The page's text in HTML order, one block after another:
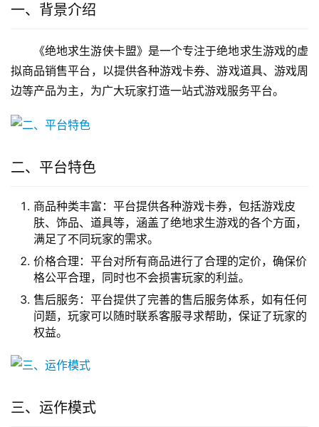
一、背景介绍
《绝地求生游侠卡盟》是一个专注于绝地求生游戏的虚
拟商品销售平台，以提供各种游戏卡券、游戏道具、游戏周
边等产品为主，为广大玩家打造一站式游戏服务平台。
二、平台特色
商品种类丰富：平台提供各种游戏卡券，包括游戏皮
肤、饰品、道具等，涵盖了绝地求生游戏的各个方面，
满足了不同玩家的需求。
价格合理：平台对所有商品进行了合理的定价，确保价
格公平合理，同时也不会损害玩家的利益。
售后服务：平台提供了完善的售后服务体系，如有任何
问题，玩家可以随时联系客服寻求帮助，保证了玩家的
权益。
三、运作模式